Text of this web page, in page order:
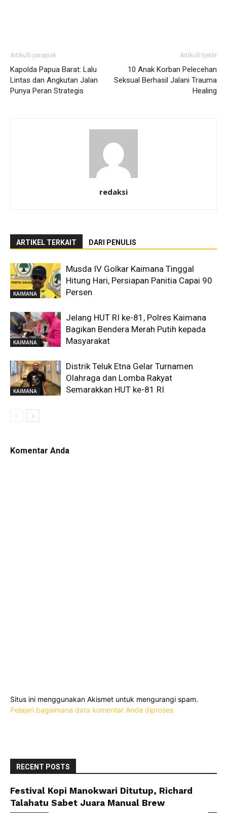
Artikulli paraprak
Kapolda Papua Barat: Lalu
Lintas dan Angkutan Jalan
Punya Peran Strategis
Artikulli tjetër
10 Anak Korban Pelecehan
Seksual Berhasil Jalani Trauma
Healing
redaksi
ARTIKEL TERKAIT DARI PENULIS
KAIMANA
Musda IV Golkar Kaimana Tinggal
Hitung Hari, Persiapan Panitia Capai 90
Persen
KAIMANA
Jelang HUT RI ke-81, Polres Kaimana
Bagikan Bendera Merah Putih kepada
Masyarakat
KAIMANA
Distrik Teluk Etna Gelar Turnamen
Olahraga dan Lomba Rakyat
Semarakkan HUT ke-81 RI
Komentar Anda
Situs ini menggunakan Akismet untuk mengurangi spam.
Pelajari bagaimana data komentar Anda diproses
RECENT POSTS
Festival Kopi Manokwari Ditutup, Richard
Talahatu Sabet Juara Manual Brew